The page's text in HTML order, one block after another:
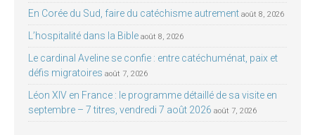
En Corée du Sud, faire du catéchisme autrement août 8, 2026
L’hospitalité dans la Bible août 8, 2026
Le cardinal Aveline se confie : entre catéchuménat, paix et
défis migratoires août 7, 2026
Léon XIV en France : le programme détaillé de sa visite en
septembre – 7 titres, vendredi 7 août 2026 août 7, 2026